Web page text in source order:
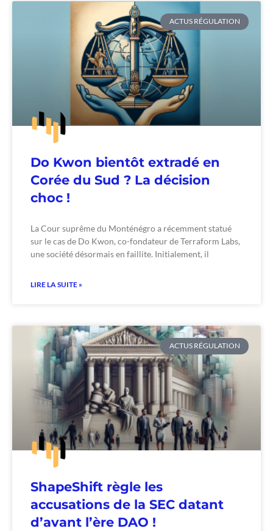
ACTUS RÉGULATION
Do Kwon bientôt extradé en
Corée du Sud ? La décision
choc !
La Cour suprême du Monténégro a récemment statué
sur le cas de Do Kwon, co-fondateur de Terraform Labs,
une société désormais en faillite. Initialement, il
LIRE LA SUITE »
ACTUS RÉGULATION
ShapeShift règle les
accusations de la SEC datant
d’avant l’ère DAO !